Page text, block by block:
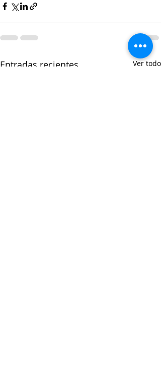
Entradas recientes Ver todo